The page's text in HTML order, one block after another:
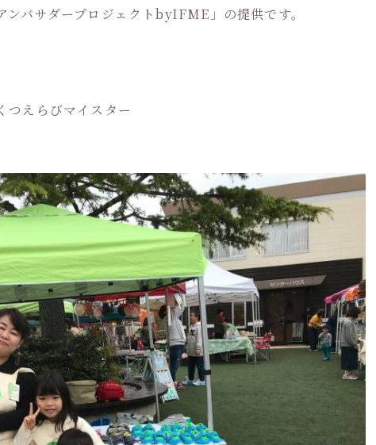
バサダープロジェクトbyIFME」の提供です。
えらびマイスター